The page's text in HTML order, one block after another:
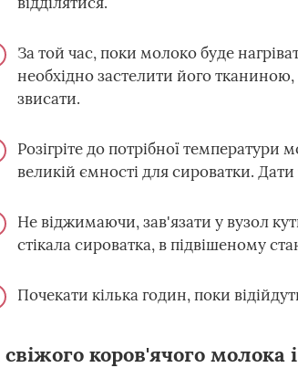
За той час, поки молоко буде
необхідно застелити його
звисати.
Розігріте до потрібної
великій ємності для сироватки. Дати
Не віджимаючи, зав'язати у вузол
стікала сироватка, в підвішеному
Почекати кілька годин, поки
свіжого коров'ячого молока